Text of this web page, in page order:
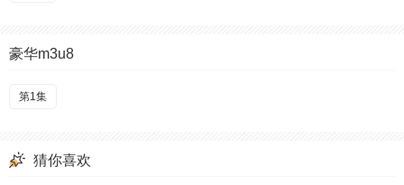
豪华m3u8
第1集
猜你喜欢